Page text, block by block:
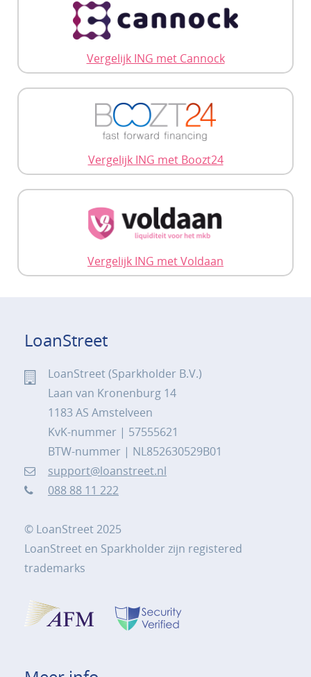
Vergelijk ING met Cannock
Vergelijk ING met Boozt24
Vergelijk ING met Voldaan
LoanStreet
LoanStreet (Sparkholder B.V.)
Laan van Kronenburg 14
1183 AS Amstelveen
KvK-nummer | 57555621
BTW-nummer | NL852630529B01
support@loanstreet.nl
088 88 11 222
© LoanStreet 2025
LoanStreet en Sparkholder zijn registered
trademarks